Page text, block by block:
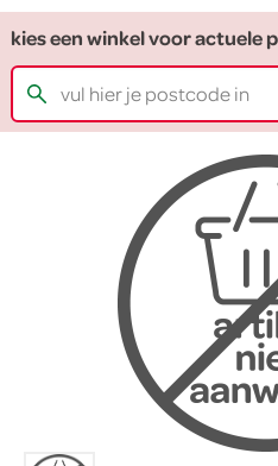
kies een winkel voor actuele